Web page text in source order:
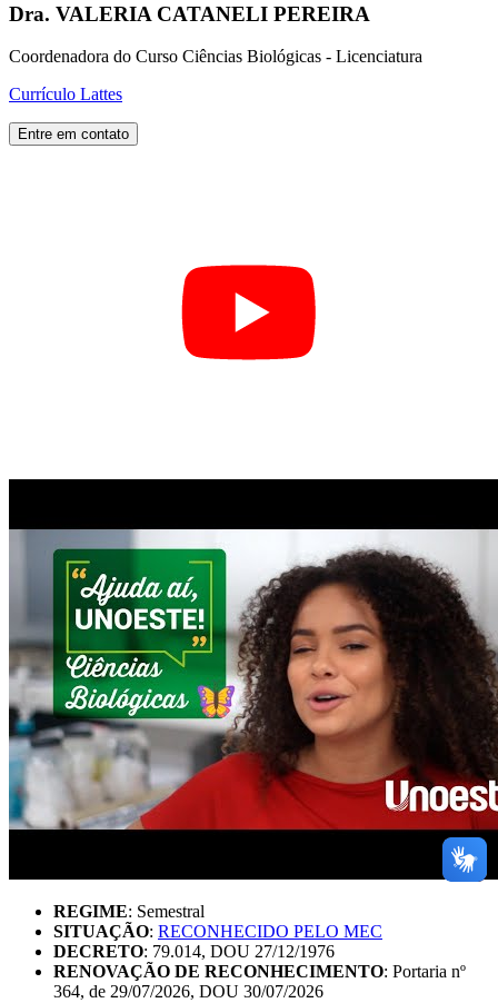
Dra. VALERIA CATANELI PEREIRA
Coordenadora do Curso Ciências Biológicas - Licenciatura
Currículo Lattes
Entre em contato
REGIME: Semestral
SITUAÇÃO: RECONHECIDO PELO MEC
DECRETO: 79.014, DOU 27/12/1976
RENOVAÇÃO DE RECONHECIMENTO: Portaria nº
364, de 29/07/2026, DOU 30/07/2026